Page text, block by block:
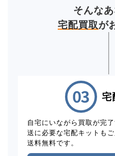
そんな
宅配買取が
宅
自宅にいながら買取が完
送に必要な宅配キットも
送料無料です。